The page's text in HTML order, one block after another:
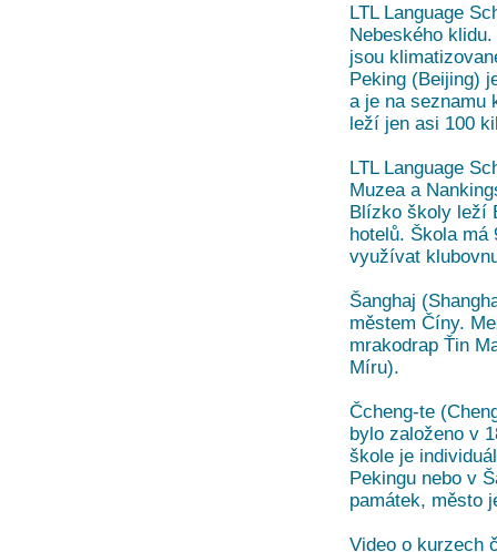
LTL Language
Nebeského
jsou
Peking (Beijing)
a je na seznamu
leží jen asi 100
LTL Language
Muzea a
Blízko školy leží
hotelů. Škola
využívat
Šanghaj
městem Číny.
mrakodrap Ťin
Míru).
Čcheng-te
bylo založeno v
škole je
Pekingu nebo v
památek, město
Video o kurzech